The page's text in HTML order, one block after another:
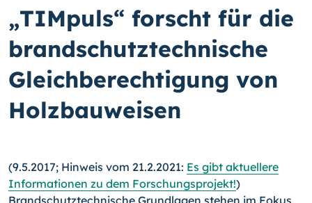
„TIMpuls“ forscht für die
brandschutztechnische
Gleichberechtigung von
Holzbauweisen
(9.5.2017; Hinweis vom 21.2.2021: Es gibt aktuellere
Informationen zu dem Forschungsprojekt!)